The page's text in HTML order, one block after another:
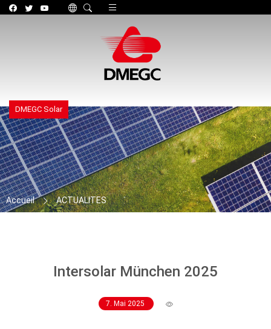
Toggle navigation
DMEGC Solar
Accueil ACTUALITES
Intersolar München 2025
7. Mai 2025